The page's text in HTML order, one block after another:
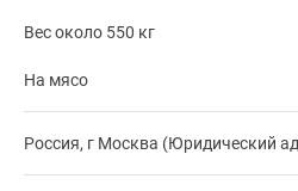
Вес около 550 кг
На мясо
Россия, г Москва (Юридический